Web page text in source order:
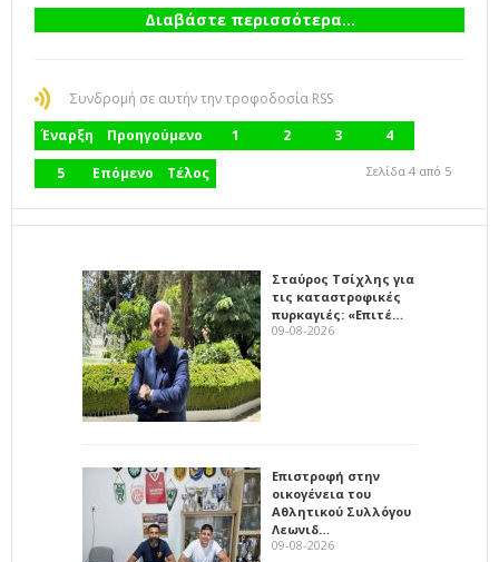
Διαβάστε περισσότερα...
Συνδρομή σε αυτήν την τροφοδοσία RSS
Έναρξη
Προηγούμενο 1 2 3
4
5
Επόμενο Τέλος Σελίδα 4 από 5
Σταύρος Τσίχλης για
τις καταστροφικές
πυρκαγιές: «Επιτέ…
09-08-2026
Επιστροφή στην
οικογένεια του
Αθλητικού Συλλόγου
Λεωνιδ…
09-08-2026